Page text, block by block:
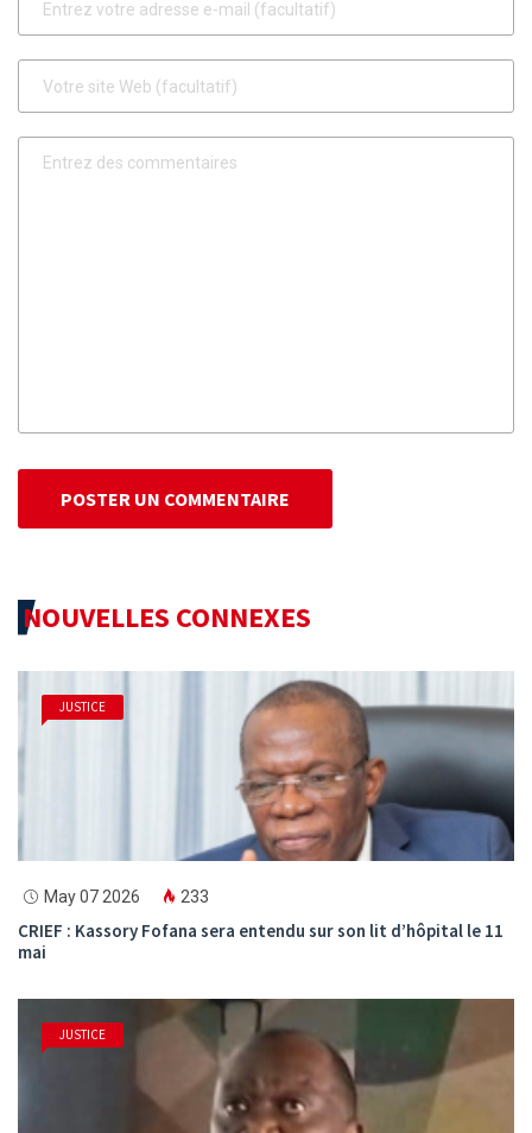
POSTER UN COMMENTAIRE
NOUVELLES CONNEXES
JUSTICE
May 07 2026 233
CRIEF : Kassory Fofana sera entendu sur son lit d’hôpital le 11
mai
JUSTICE